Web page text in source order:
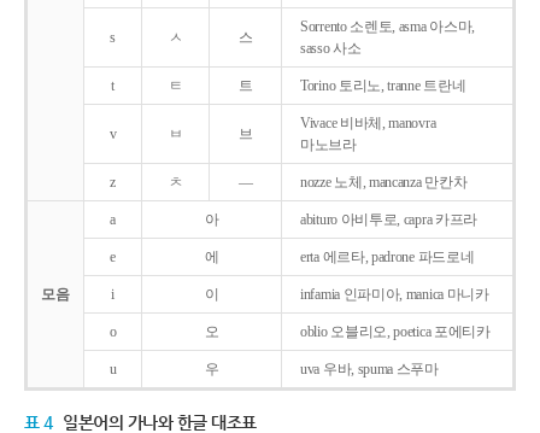
s ㅅ 스
Sorrento 소렌토, asma 아스마,
sasso 사소
t ㅌ 트 Torino 토리노, tranne 트란네
v ㅂ 브
Vivace 비바체, manovra
마노브라
z ㅊ ― nozze 노체, mancanza 만칸차
모음
a 아 abituro 아비투로, capra 카프라
e 에 erta 에르타, padrone 파드로네
i 이 infamia 인파미아, manica 마니카
o 오 oblio 오블리오, poetica 포에티카
u 우 uva 우바, spuma 스푸마
표 4 일본어의 가나와 한글 대조표